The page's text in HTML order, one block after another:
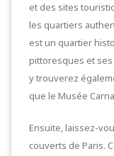
et des sites
les quartiers
est un quartier
pittoresques et
y trouverez
que le Musée
Ensuite, laissez-
couverts de Paris.